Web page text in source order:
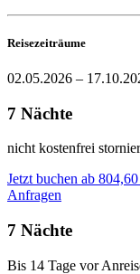
Reisezeiträume
02.05.2026 –
7 Nächte
nicht kostenfrei
Jetzt buchen ab
Anfragen
7 Nächte
Bis 14 Tage vor